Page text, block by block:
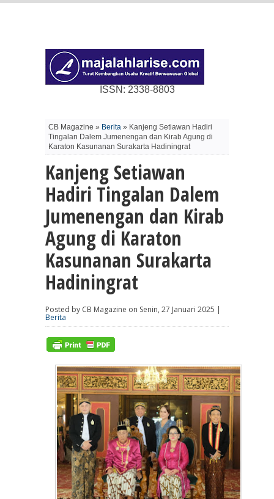
ISSN: 2338-8803
CB Magazine » Berita » Kanjeng Setiawan Hadiri
Tingalan Dalem Jumenengan dan Kirab Agung di
Karaton Kasunanan Surakarta Hadiningrat
Kanjeng Setiawan
Hadiri Tingalan Dalem
Jumenengan dan Kirab
Agung di Karaton
Kasunanan Surakarta
Hadiningrat
Posted by CB Magazine on Senin, 27 Januari 2025 |
Berita